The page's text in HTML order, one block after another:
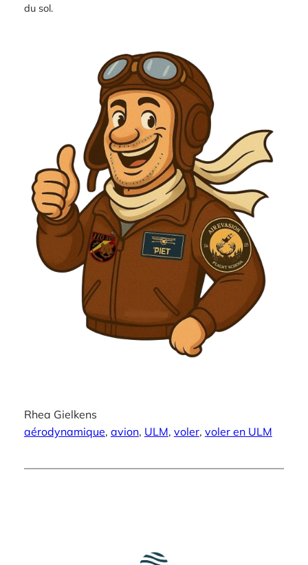
du sol.
Rhea Gielkens
aérodynamique, avion, ULM, voler, voler en ULM